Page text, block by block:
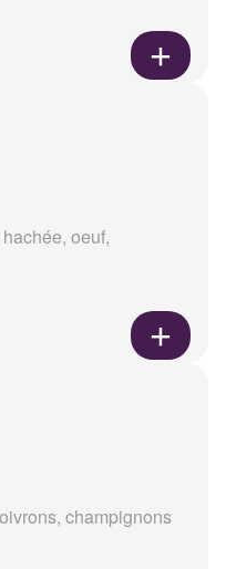
oeuf,
champignons